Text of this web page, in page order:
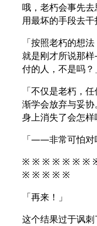
哦，老朽会事先
用最坏的手段去干
「按照老朽的想
就是刚才所说那
付的人，不是吗？
「不仅是老朽，
渐学会放弃与妥
身上消失了会怎样
「——非常可怕对
※ ※ ※ ※ ※ ※ ※
※ ※ ※ ※ ※
「再来！」
这个结果过于讽